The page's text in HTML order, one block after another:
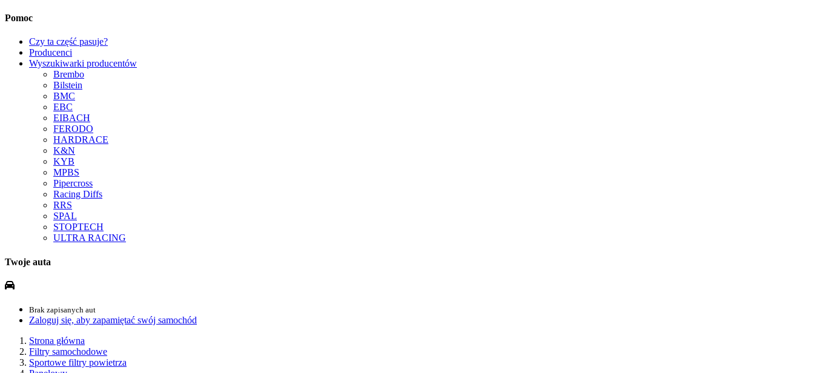
Pomoc
Czy ta część pasuje?
Producenci
Wyszukiwarki producentów
Brembo
Bilstein
BMC
EBC
EIBACH
FERODO
HARDRACE
K&N
KYB
MPBS
Pipercross
Racing Diffs
RRS
SPAL
STOPTECH
ULTRA RACING
Twoje auta
Brak zapisanych aut
Zaloguj się, aby zapamiętać swój samochód
Strona główna
Filtry samochodowe
Sportowe filtry powietrza